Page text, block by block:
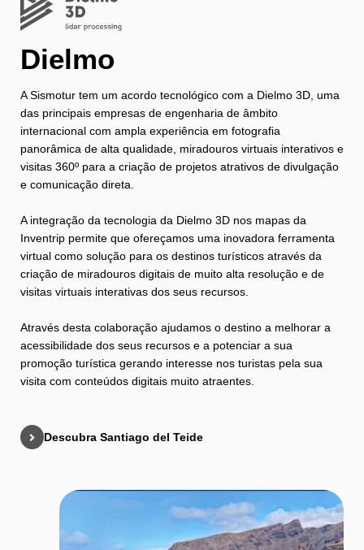
Dielmo
A Sismotur tem um acordo tecnológico com a Dielmo 3D, uma
das principais empresas de engenharia de âmbito
internacional com ampla experiência em fotografia
panorâmica de alta qualidade, miradouros virtuais interativos e
visitas 360º para a criação de projetos atrativos de divulgação
e comunicação direta.
A integração da tecnologia da Dielmo 3D nos mapas da
Inventrip permite que ofereçamos uma inovadora ferramenta
virtual como solução para os destinos turísticos através da
criação de miradouros digitais de muito alta resolução e de
visitas virtuais interativas dos seus recursos.
Através desta colaboração ajudamos o destino a melhorar a
acessibilidade dos seus recursos e a potenciar a sua
promoção turística gerando interesse nos turistas pela sua
visita com conteúdos digitais muito atraentes.
Descubra Santiago del Teide